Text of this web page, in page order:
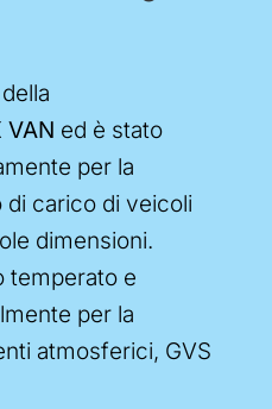
VAN ed è stato
per la
di carico di veicoli
dimensioni.
temperato e
per la
atmosferici, GVS